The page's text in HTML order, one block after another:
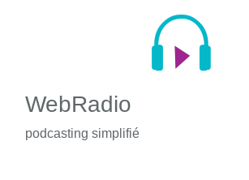
WebRadio
podcasting simplifié